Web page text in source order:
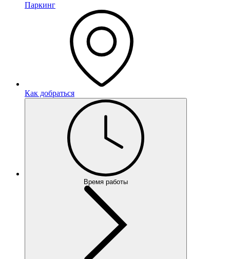
Паркинг
Как добраться
Время работы